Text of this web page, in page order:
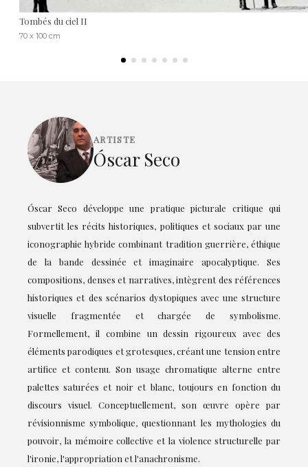
Tombés du ciel II
70 x 100 cm
ARTISTE
Óscar Seco
Óscar Seco développe une pratique picturale critique qui
subvertit les récits historiques, politiques et sociaux par une
iconographie hybride combinant tradition guerrière, éthique
de la bande dessinée et imaginaire apocalyptique. Ses
compositions, denses et narratives, intègrent des références
historiques et des scénarios dystopiques avec une structure
visuelle fragmentée et chargée de symbolisme.
Formellement, il combine un dessin rigoureux avec des
éléments parodiques et grotesques, créant une tension entre
artifice et contenu. Son usage chromatique alterne entre
palettes saturées et noir et blanc, toujours en fonction du
discours visuel. Conceptuellement, son œuvre opère par
révisionnisme symbolique, questionnant les mythologies du
pouvoir, la mémoire collective et la violence structurelle par
l'ironie, l'appropriation et l'anachronisme.